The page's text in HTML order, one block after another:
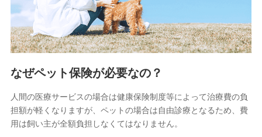
リトルファミリー少額短期保険株式会社
(https://www.littlefamily-ssi.com/)
2.共同募集を行う代理店から受領する個人情報
郵便、電話、およびＥメール等により、当社と取引のあるも
しくは委託を受けている保険会社・提携会社の保険その他に
た維持管理等の委託業務遂行のため、またそれらに付帯、関
連する当社および提携会社のサービスを案内、提供するため
（なお、当社は複数の保険会社と取引があり、取得した個人
情報を取引のある他の保険会社の商品・サービスをご提案す
なぜペット保険が必要なの？
人間の医療サービスの場合は健康保険制度等によって治療費の負
担額が軽くなりますが、ペットの場合は自由診療となるため、費
用は飼い主が全額負担しなくてはなりません。